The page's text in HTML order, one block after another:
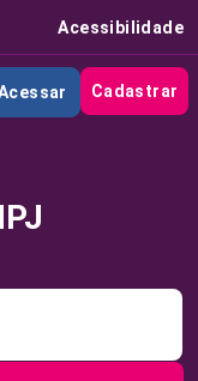
Acessibilidade
Cadastrar